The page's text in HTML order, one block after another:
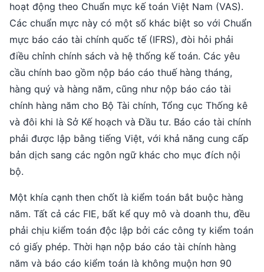
hoạt động theo Chuẩn mực kế toán Việt Nam (VAS).
Các chuẩn mực này có một số khác biệt so với Chuẩn
mực báo cáo tài chính quốc tế (IFRS), đòi hỏi phải
điều chỉnh chính sách và hệ thống kế toán. Các yêu
cầu chính bao gồm nộp báo cáo thuế hàng tháng,
hàng quý và hàng năm, cũng như nộp báo cáo tài
chính hàng năm cho Bộ Tài chính, Tổng cục Thống kê
và đôi khi là Sở Kế hoạch và Đầu tư. Báo cáo tài chính
phải được lập bằng tiếng Việt, với khả năng cung cấp
bản dịch sang các ngôn ngữ khác cho mục đích nội
bộ.
Một khía cạnh then chốt là kiểm toán bắt buộc hàng
năm. Tất cả các FIE, bất kể quy mô và doanh thu, đều
phải chịu kiểm toán độc lập bởi các công ty kiểm toán
có giấy phép. Thời hạn nộp báo cáo tài chính hàng
năm và báo cáo kiểm toán là không muộn hơn 90